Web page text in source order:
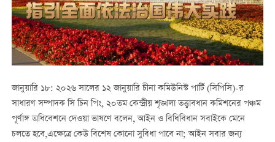
জানুয়ারি ১৮: ২০২৬ সালের ১২ জানুয়ারি চীনা কমিউনিস্ট পার্টি (সিপিসি)-র
সাধারণ সম্পাদক সি চিন পিং, ২০তম কেন্দ্রীয় শৃঙ্খলা তত্ত্বাবধান কমিশনের পঞ্চম
পূর্ণাঙ্গ অধিবেশনে দেওয়া ভাষণে বলেন, আইন ও বিধিবিধান সবাইকে মেনে
চলতে হবে,এক্ষেত্রে কেউ বিশেষ কোনো সুবিধা পাবে না; আইন সবার জন্য